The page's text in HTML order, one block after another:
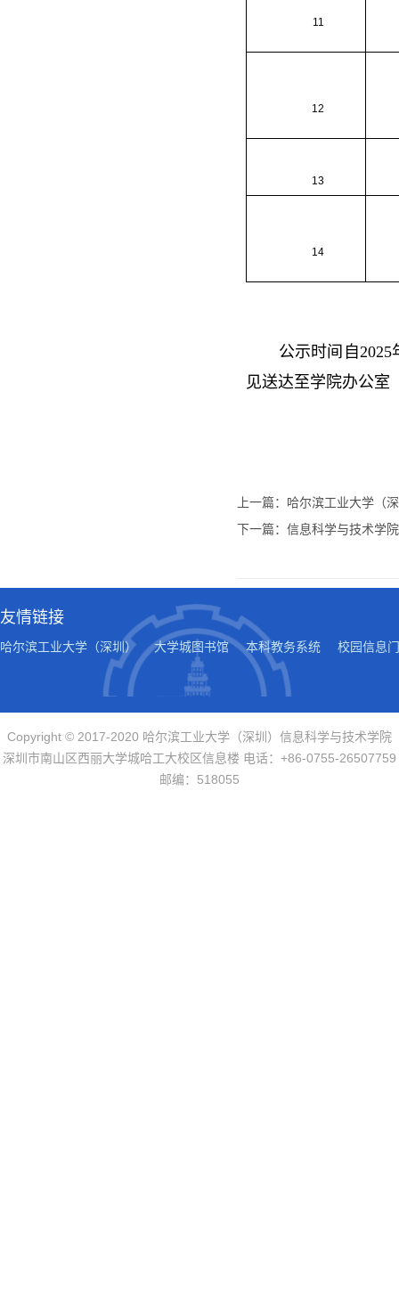
11
12
13
14
公示时间自2025
见送达至学院办公室
上一篇：哈尔滨工业大学（
下一篇：信息科学与技术学
友情链接
哈尔滨工业大学（深圳） 大学城图书馆 本科教务系统 校园信息
Copyright © 2017-2020 哈尔滨工业大学（深圳）信息科学与技术学院
深圳市南山区西丽大学城哈工大校区信息楼 电话：+86-0755-26507759
邮编：518055